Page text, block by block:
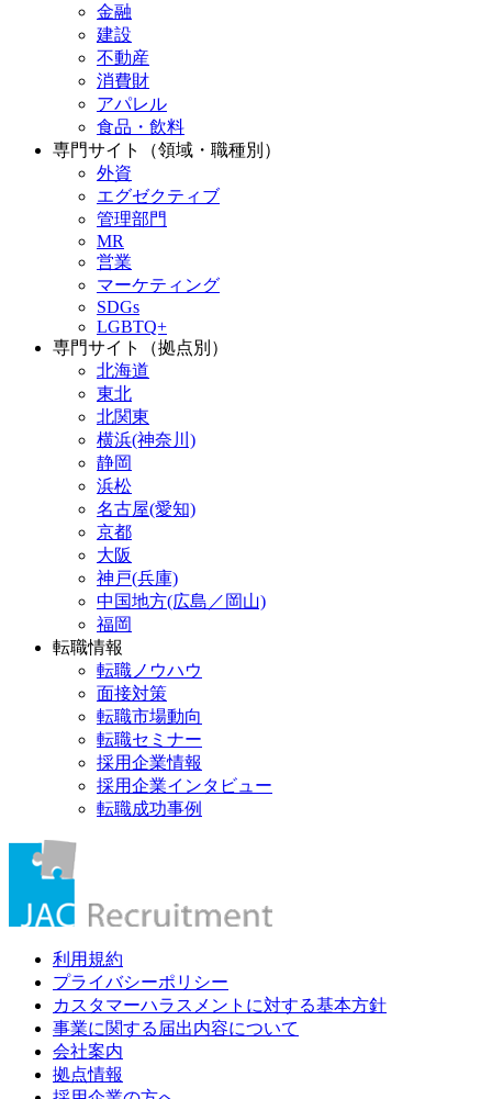
金融
建設
不動産
消費財
アパレル
食品・飲料
専門サイト（領域・職種別）
外資
エグゼクティブ
管理部門
MR
営業
マーケティング
SDGs
LGBTQ+
専門サイト（拠点別）
北海道
東北
北関東
横浜(神奈川)
静岡
浜松
名古屋(愛知)
京都
大阪
神戸(兵庫)
中国地方(広島／岡山)
福岡
転職情報
転職ノウハウ
面接対策
転職市場動向
転職セミナー
採用企業情報
採用企業インタビュー
転職成功事例
利用規約
プライバシーポリシー
カスタマーハラスメントに対する基本方針
事業に関する届出内容について
会社案内
拠点情報